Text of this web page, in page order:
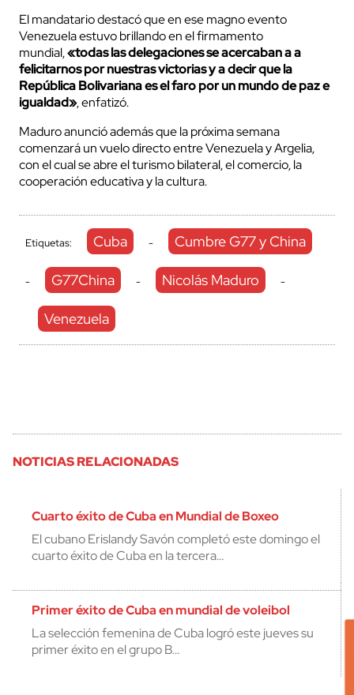
El mandatario destacó que en ese magno evento
Venezuela estuvo brillando en el firmamento
mundial,«todas las delegaciones se acercaban a a
felicitarnos por nuestras victorias y a decir que la
República Bolivariana es el faro por un mundo de paz e
igualdad», enfatizó.
Maduro anunció además que la próxima semana
comenzará un vuelo directo entre Venezuela y Argelia,
con el cual se abre el turismo bilateral, el comercio, la
cooperación educativa y la cultura.
Etiquetas: Cuba - Cumbre G77 y China
- G77China - Nicolás Maduro -
Venezuela
NOTICIAS RELACIONADAS
Cuarto éxito de Cuba en Mundial de Boxeo
El cubano Erislandy Savón completó este domingo el
cuarto éxito de Cuba en la tercera…
Primer éxito de Cuba en mundial de voleibol
La selección femenina de Cuba logró este jueves su
primer éxito en el grupo B…